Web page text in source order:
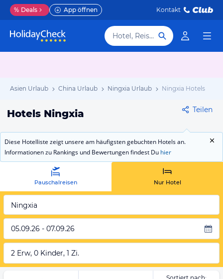
% Deals App öffnen Kontakt
Hotel, Reiseziel
Asien Urlaub China Urlaub Ningxia Urlaub Ningxia Hotels
Hotels Ningxia Teilen
Diese Hotelliste zeigt unsere am häufigsten gebuchten Hotels an.
Informationen zu Rankings und Bewertungen findest Du hier
Pauschalreisen Nur Hotel
Ningxia
05.09.26 - 07.09.26
2 Erw, 0 Kinder, 1 Zi.